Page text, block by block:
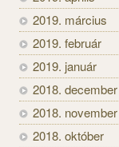
2019. március
2019. február
2019. január
2018. december
2018. november
2018. október